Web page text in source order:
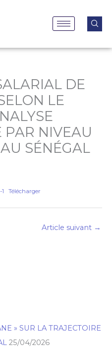
DE
LE
PAR NIVEAU
SÉNÉGAL
Télécharger
Article suivant →
» SUR LA TRAJECTOIRE
25/04/2026